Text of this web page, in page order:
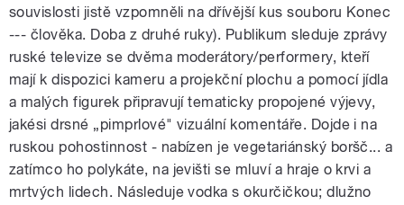
souvislosti jistě vzpomněli na dřívější kus souboru Konec
--- člověka. Doba z druhé ruky). Publikum sleduje zprávy
ruské televize se dvěma moderátory/performery, kteří
mají k dispozici kameru a projekční plochu a pomocí jídla
a malých figurek připravují tematicky propojené výjevy,
jakési drsné „pimprlové" vizuální komentáře. Dojde i na
ruskou pohostinnost - nabízen je vegetariánský boršč... a
zatímco ho polykáte, na jevišti se mluví a hraje o krvi a
mrtvých lidech. Následuje vodka s okurčičkou; dlužno